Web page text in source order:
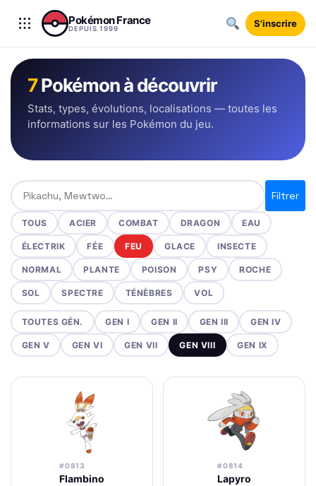
Aller au contenu
Pokémon France
DEPUIS 1999 S'inscrire
7Pokémon à découvrir
Stats, types, évolutions, localisations — toutes les
informations sur les Pokémon du jeu.
Rechercher un Pokémon
Filtrer
TOUS ACIER COMBAT DRAGON EAU
ÉLECTRIK FÉE FEU GLACE INSECTE
NORMAL PLANTE POISON PSY ROCHE
SOL SPECTRE TÉNÈBRES VOL
TOUTES GÉN. GEN I GEN II GEN III GEN IV
GEN V GEN VI GEN VII GEN VIII GEN IX
#0813
Flambino
#0814
Lapyro